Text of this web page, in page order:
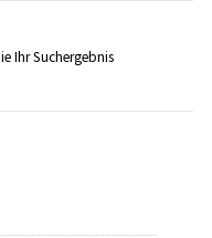
Ihr Suchergebnis